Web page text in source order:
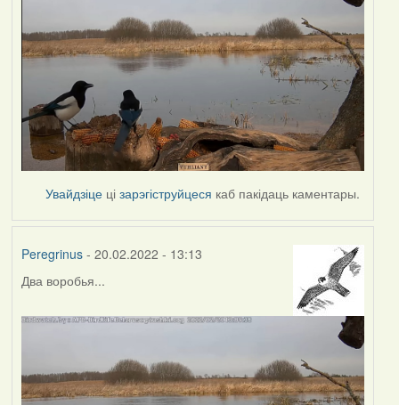
Увайдзіце цізарэгіструйцеся каб пакідаць каментары.
Peregrinus- 20.02.2022 - 13:13
Два воробья...